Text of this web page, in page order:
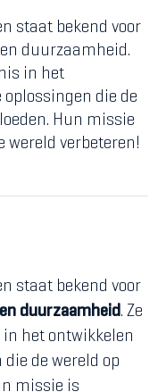
staat bekend voor
duurzaamheid.
in het
die de
Hun missie
wereld verbeteren!
staat bekend voor
en duurzaamheid. Ze
in het ontwikkelen
de wereld op
missie is